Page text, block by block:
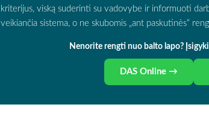
kriterijus, viską suderinti su vadovybe ir informuoti
veikiančia sistema, o ne skubomis „ant paskutinės“
Nenorite rengti nuo balto lapo?
DAS Online →